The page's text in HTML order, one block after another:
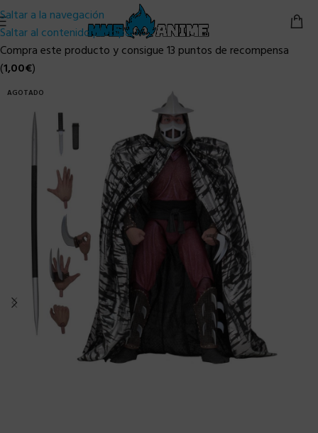
Saltar a la navegación
Saltar al contenido principal
Compra este producto y consigue 13 puntos de recompensa
(1,00€)
AGOTADO